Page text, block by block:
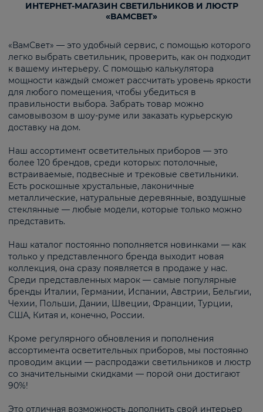
ИНТЕРНЕТ-МАГАЗИН СВЕТИЛЬНИКОВ И ЛЮСТР
«ВАМСВЕТ»
«ВамСвет» — это удобный сервис, с помощью которого
легко выбрать светильник, проверить, как он подходит
к вашему интерьеру. С помощью калькулятора
мощности каждый сможет рассчитать уровень яркости
для любого помещения, чтобы убедиться в
правильности выбора. Забрать товар можно
самовывозом в шоу-руме или заказать курьерскую
доставку на дом.
Наш ассортимент осветительных приборов — это
более 120 брендов, среди которых: потолочные,
встраиваемые, подвесные и трековые светильники.
Есть роскошные хрустальные, лаконичные
металлические, натуральные деревянные, воздушные
стеклянные — любые модели, которые только можно
представить.
Наш каталог постоянно пополняется новинками — как
только у представленного бренда выходит новая
коллекция, она сразу появляется в продаже у нас.
Среди представленных марок — самые популярные
бренды Италии, Германии, Испании, Австрии, Бельгии,
Чехии, Польши, Дании, Швеции, Франции, Турции,
США, Китая и, конечно, России.
Кроме регулярного обновления и пополнения
ассортимента осветительных приборов, мы постоянно
проводим акции — распродажи светильников и люстр
со значительными скидками — порой они достигают
90%!
Это отличная возможность дополнить свой интерьер